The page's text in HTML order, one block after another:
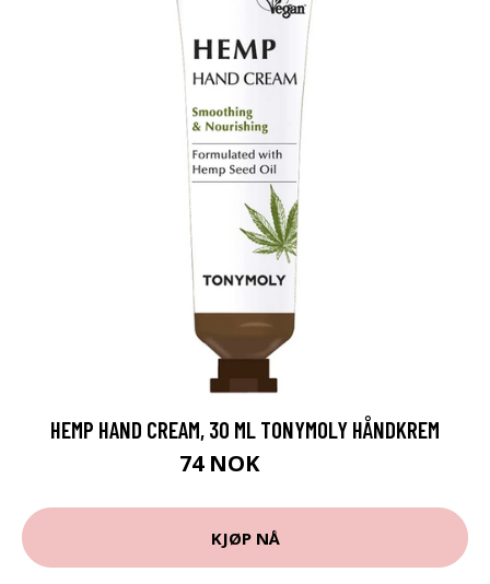
HEMP HAND CREAM, 30 ML TONYMOLY HÅNDKREM
74 NOK
KJØP NÅ